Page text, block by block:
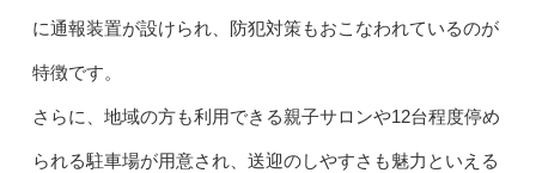
に通報装置が設けられ、防犯対策もおこなわれているのが
特徴です。
さらに、地域の方も利用できる親子サロンや12台程度停め
られる駐車場が用意され、送迎のしやすさも魅力といえる